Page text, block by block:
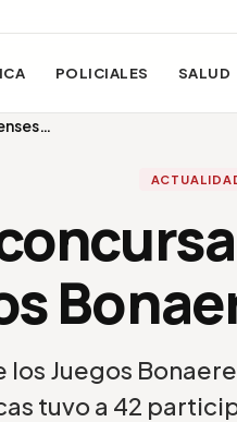
POLICIALES SALUD
Juegos
tuvo a 42